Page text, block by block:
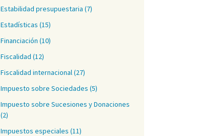
elixir de juventud
Estabilidad presupuestaria (7)
Estadísticas (15)
Financiación (10)
Fiscalidad (12)
Fiscalidad internacional(27)
Impuesto sobre Sociedades (5)
Impuesto sobre Sucesiones y Donaciones
(2)
Impuestos especiales (11)